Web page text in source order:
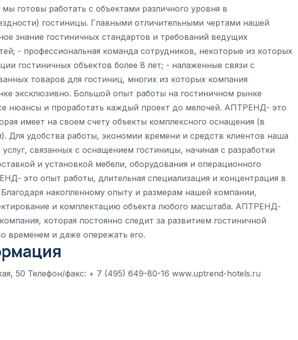
готовы работать с объектами различного уровня в
гостиницы. Главными отличительными чертами нашей
знание гостиничных стандартов и требований ведущих
- профессиональная команда сотрудников, некоторые из которых
гостиничных объектов более 8 лет; - налаженные связи с
товаров для гостиниц, многих из которых компания
эксклюзивно. Большой опыт работы на гостиничном рынке
нюансы и проработать каждый проект до мелочей. АПТРЕНД- это
имеет на своем счету объекты комплексного оснащения (в
Для удобства работы, экономии времени и средств клиентов наша
связанных с оснащением гостиницы, начиная с разработки
и установкой мебели, оборудования и операционного
это опыт работы, длительная специализация и концентрация в
накопленному опыту и размерам нашей компании,
и комплектацию объекта любого масштаба. АПТРЕНД-
которая постоянно следит за развитием гостиничной
временем и даже опережать его.
50 Телефон/факс: + 7 (495) 649-80-16 www.uptrend-hotels.ru